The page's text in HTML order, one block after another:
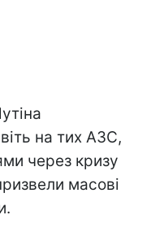
на тих АЗС,
через кризу
масові